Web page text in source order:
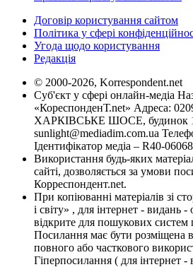
Договір користування сайтом
Політика у сфері
Угода щодо користування
Редакція
© 2000-2026, Korrespondent.net
Суб'єкт у сфері онлайн-медіа
«КореспонденТ.net» Адреса:
ХАРКІВСЬКЕ ШОСЕ, будинок
sunlight@mediadim.com.ua
Ідентифікатор медіа – R40-06068
Використання будь-яких
сайті, дозволяється за умови
Корреспондент.net.
При копіюванні матеріалів зі
і світу» , для інтернет - видань
відкрите для пошукових систем
Посилання має бути розміщена в
повного або часткового
Гіперпосилання ( для інтернет